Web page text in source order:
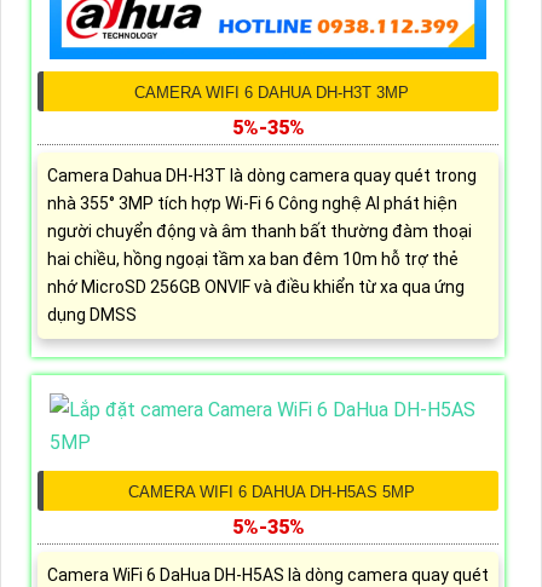
CAMERA WIFI 6 DAHUA DH-H3T 3MP
5%-35%
Camera Dahua DH-H3T là dòng camera quay quét trong
nhà 355° 3MP tích hợp Wi-Fi 6 Công nghệ AI phát hiện
người chuyển động và âm thanh bất thường đàm thoại
hai chiều, hồng ngoại tầm xa ban đêm 10m hỗ trợ thẻ
nhớ MicroSD 256GB ONVIF và điều khiển từ xa qua ứng
dụng DMSS
CAMERA WIFI 6 DAHUA DH-H5AS 5MP
5%-35%
Camera WiFi 6 DaHua DH-H5AS là dòng camera quay quét